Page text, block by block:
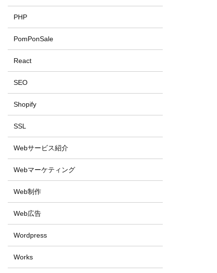
PHP
PomPonSale
React
SEO
Shopify
SSL
Webサービス紹介
Webマーケティング
Web制作
Web広告
Wordpress
Works